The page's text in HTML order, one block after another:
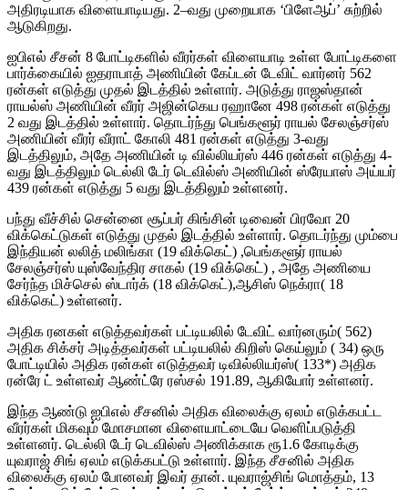
அதிரடியாக விளையாடியது. 2–வது முறையாக ‘பிளேஆப்’ சுற்றில்
ஆடுகிறது.
ஐபிஎல் சீசன் 8 போட்டிகளில் வீரர்கள் விளையாடி உள்ள போட்டிகளை
பார்க்கையில் ஐதராபாத் அணியின் கேப்டன் டேவிட் வார்னர் 562
ரன்கள் எடுத்து முதல் இடத்தில் உள்ளார். அடுத்து ராஜஸ்தான்
ராயல்ஸ் அணியின் வீரர் அஜின்கெய ரஹானே 498 ரன்கள் எடுத்து
2 வது இடத்தில் உள்ளார். தொடர்ந்து பெங்களூர் ராயல் சேலஞ்சர்ஸ்
அணியின் வீரர் வீராட் கோலி 481 ரன்கள் எடுத்து 3-வது
இடத்திலும், அதே அணியின் டி வில்லியர்ஸ் 446 ரன்கள் எடுத்து 4-
வது இடத்திலும் டெல்லி டேர் டெவில்ஸ் அணியின் ஸ்ரேயாஸ் அய்யர்
439 ரன்கள் எடுத்து 5 வது இடத்திலும் உள்ளனர்.
பந்து வீச்சில் சென்னை சூப்பர் கிங்சின் டிவைன் பிரவோ 20
விக்கெட்டுகள் எடுத்து முதல் இடத்தில் உள்ளார். தொடர்ந்து மும்பை
இந்தியன் லலித் மலிங்கா (19 விக்கெட்) ,பெங்களூர் ராயல்
சேலஞ்சர்ஸ் யுஸ்வேந்திர சாகல் (19 விக்கெட்) , அதே அணியை
சேர்ந்த மிச்செல் ஸ்டார்க் (18 விக்கெட்),ஆசிஸ் நெக்ரா( 18
விக்கெட்) உள்ளனர்.
அதிக ரனகள் எடுத்தவர்கள் பட்டியலில் டேவிட் வார்னரும்( 562)
அதிக சிக்சர் அடித்தவர்கள் பட்டியலில் கிறிஸ் கெய்லும் ( 34) ஒரு
போட்டியில் அதிக ரன்கள் எடுத்தவர் டிவில்லியர்ஸ்( 133*) அதிக
ரன்ரே ட் உள்ளவர் ஆண்ட்ரே ரஸ்சல் 191.89, ஆகியோர் உள்ளனர்.
இந்த ஆண்டு ஐபிஎல் சீசனில் அதிக விலைக்கு ஏலம் எடுக்கபட்ட
வீரர்கள் மிகவும் மோசமான விளையாட்டையே வெளிப்படுத்தி
உள்ளனர். டெல்லி டேர் டெவில்ஸ் அணிக்காக ரூ1.6 கோடிக்கு
யுவராஜ் சிங் ஏலம் எடுக்கபட்டு உள்ளார். இந்த சீசனில் அதிக
விலைக்கு ஏலம் போனவர் இவர் தான். யுவராஜ்சிங் மொத்தம், 13